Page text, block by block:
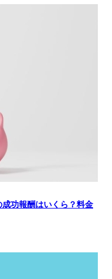
成功報酬はいくら？料金